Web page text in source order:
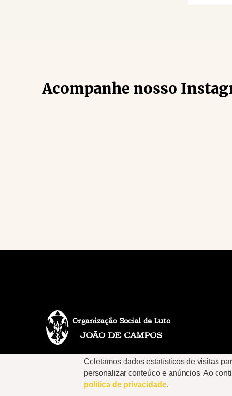
Acompanhe nosso
JOÃO DE CAMPOS
Organização Social de Luto
Coletamos dados estatísticos de visitas
personalizar conteúdo e anúncios. Ao
política de privacidade.